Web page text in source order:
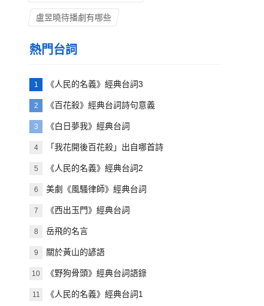
盧昱曉待播劇有哪些
熱門台詞
1 《人民的名義》經典台詞3
2 《百花殺》經典台詞詩句意義
3 《白日夢我》經典台詞
4 「我花開後百花殺」出自哪首詩
5 《人民的名義》經典台詞2
6 美劇《風騷律師》經典台詞
7 《西出玉門》經典台詞
8 岳飛的名言
9 關於黃山的諺語
10 《野狗骨頭》經典台詞語錄
11 《人民的名義》經典台詞1